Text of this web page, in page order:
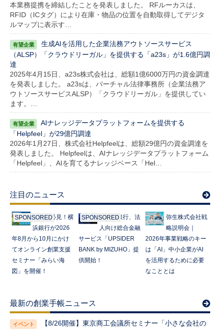
本業務提携を締結したことを発表しました。 RFルーカスは、
RFID（ICタグ）により在庫・物品の位置を自動取得してデジタ
ルマップに表示す…
生成AIを活用した企業法務アウトソースサービス
（ALSP）「クラウドリーガル」を提供する「a23s」が1.6億円調
達
2025年4月15日、a23s株式会社は、総額1億6000万円の資金調達
を発表しました。 a23sは、バーチャル法律事務所（企業法務ア
ウトソースサービスALSP）「クラウドリーガル」を提供してい
ます。…
AIナレッジデータプラットフォームを提供する
「Helpfeel」が29億円調達
2026年1月27日、株式会社Helpfeelは、総額29億円の資金調達を
発表しました。 Helpfeelは、AIナレッジデータプラットフォーム
「Helpfeel」、AIを育てるナレッジベース「Hel…
注目のニュース
SPONSORED起業家必見！横
浜銀行が2026
年8月から10月にかけ
てオンライン創業支援
セミナー「みらい海
図」を開催！
SPONSOREDみずほ銀行、法
人向け総合金融
サービス「UPSIDER
BANK by MIZUHO」提
供開始！
弥生株式会社戦
略説明会｜
2026年事業戦略のキー
は「AI」中小企業がAI
を活用するために必要
なこととは
最新の創業手帳ニュース
【8/26開催】東京商工会議所セミナー「小さな会社の